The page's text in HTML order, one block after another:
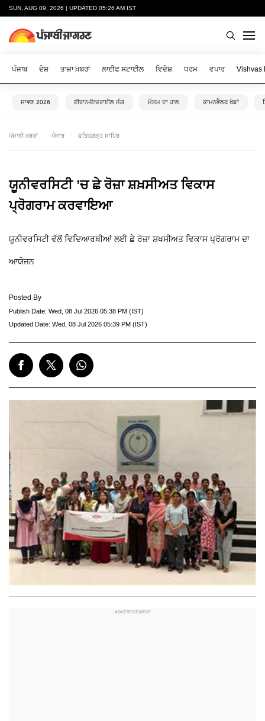
SUN, AUG 09, 2026 | UPDATED 05:26 AM IST
ਪੰਜਾਬ ਦੇਸ਼ ਤਾਜ਼ਾ ਖ਼ਬਰਾਂ ਲਾਈਫ ਸਟਾਈਲ ਵਿਦੇਸ਼ ਧਰਮ ਵਪਾਰ Vishvas
ਸਾਵਣ 2026 ਈਰਾਨ-ਇਜ਼ਰਾਈਲ ਜੰਗ ਮੌਸਮ ਦਾ ਹਾਲ ਕਾਮਨਵੈਲਥ ਖੇਡਾਂ
ਪੰਜਾਬੀ ਖ਼ਬਰਾਂ ਪੰਜਾਬ ਫਤਿਹਗੜ੍ਹ ਸਾਹਿਬ
ਯੂਨੀਵਰਸਿਟੀ ’ਚ ਛੇ ਰੋਜ਼ਾ ਸ਼ਖ਼ਸੀਅਤ ਵਿਕਾਸ
ਪ੍ਰੋਗਰਾਮ ਕਰਵਾਇਆ
ਯੂਨੀਵਰਸਿਟੀ ਵੱਲੋਂ ਵਿਦਿਆਰਥੀਆਂ ਲਈ ਛੇ ਰੋਜ਼ਾ ਸ਼ਖਸੀਅਤ ਵਿਕਾਸ ਪ੍ਰੋਗਰਾਮ ਦਾ
ਆਯੋਜਨ
Posted By
Publish Date: Wed, 08 Jul 2026 05:38 PM (IST)
Updated Date: Wed, 08 Jul 2026 05:39 PM (IST)